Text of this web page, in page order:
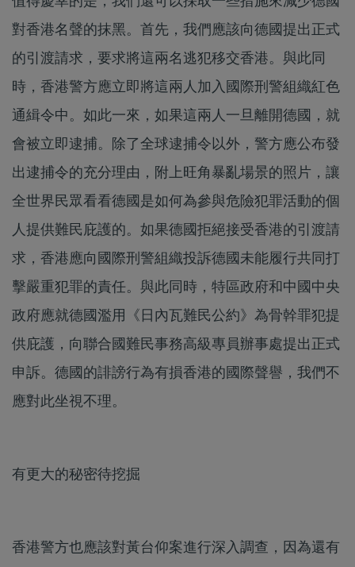
對香港名聲的抹黑。首先，我們應該向德國提出正式
的引渡請求，要求將這兩名逃犯移交香港。與此同
時，香港警方應立即將這兩人加入國際刑警組織紅色
通緝令中。如此一來，如果這兩人一旦離開德國，就
會被立即逮捕。除了全球逮捕令以外，警方應公布發
出逮捕令的充分理由，附上旺角暴亂場景的照片，讓
全世界民眾看看德國是如何為參與危險犯罪活動的個
人提供難民庇護的。如果德國拒絕接受香港的引渡請
求，香港應向國際刑警組織投訴德國未能履行共同打
擊嚴重犯罪的責任。與此同時，特區政府和中國中央
政府應就德國濫用《日內瓦難民公約》為骨幹罪犯提
供庇護，向聯合國難民事務高級專員辦事處提出正式
申訴。德國的誹謗行為有損香港的國際聲譽，我們不
應對此坐視不理。
有更大的秘密待挖掘
香港警方也應該對黃台仰案進行深入調查，因為還有